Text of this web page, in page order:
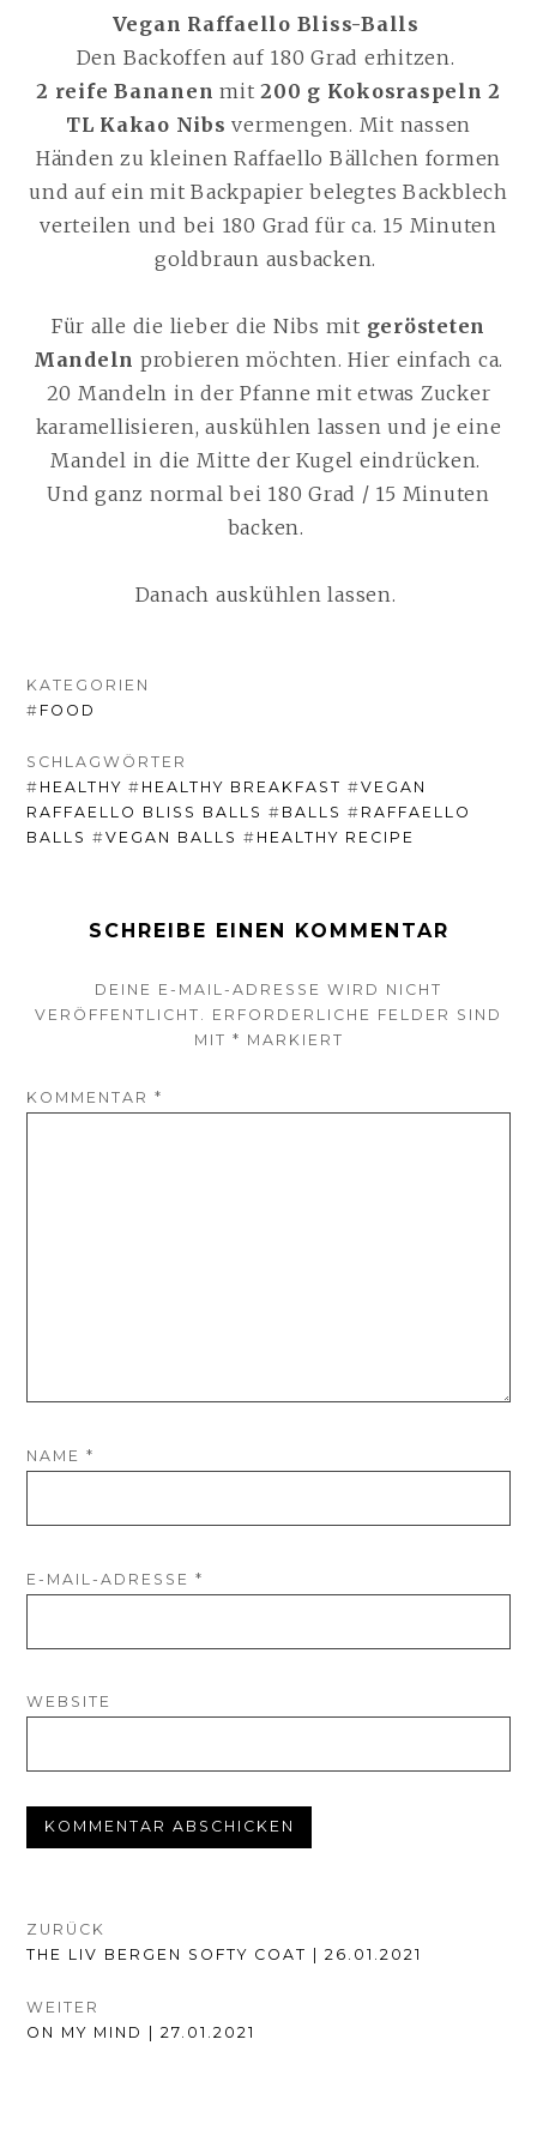
Vegan Raffaello Bliss-Balls
Den Backoffen auf 180 Grad erhitzen.
2 reife Bananen mit 200 g Kokosraspeln 2
TL Kakao Nibs vermengen. Mit nassen
Händen zu kleinen Raffaello Bällchen formen
und auf ein mit Backpapier belegtes Backblech
verteilen und bei 180 Grad für ca. 15 Minuten
goldbraun ausbacken.
Für alle die lieber die Nibs mit gerösteten
Mandeln probieren möchten. Hier einfach ca.
20 Mandeln in der Pfanne mit etwas Zucker
karamellisieren, auskühlen lassen und je eine
Mandel in die Mitte der Kugel eindrücken.
Und ganz normal bei 180 Grad / 15 Minuten
backen.
Danach auskühlen lassen.
KATEGORIEN
# FOOD
SCHLAGWÖRTER
# HEALTHY # HEALTHY BREAKFAST #VEGAN
RAFFAELLO BLISS BALLS # BALLS # RAFFAELLO
BALLS #VEGAN BALLS # HEALTHY RECIPE
SCHREIBE EINEN KOMMENTAR
DEINE E-MAIL-ADRESSE WIRD NICHT
VERÖFFENTLICHT.
ERFORDERLICHE FELDER SIND
MIT * MARKIERT
KOMMENTAR*
NAME*
E-MAIL-ADRESSE*
WEBSITE
BEITRAGSNAVIGATION
ZURÜCK
VORHERIGER
THE LIV BERGEN SOFTY COAT | 26.01.2021
WEITER
NÄCHSTER
ON MY MIND | 27.01.2021